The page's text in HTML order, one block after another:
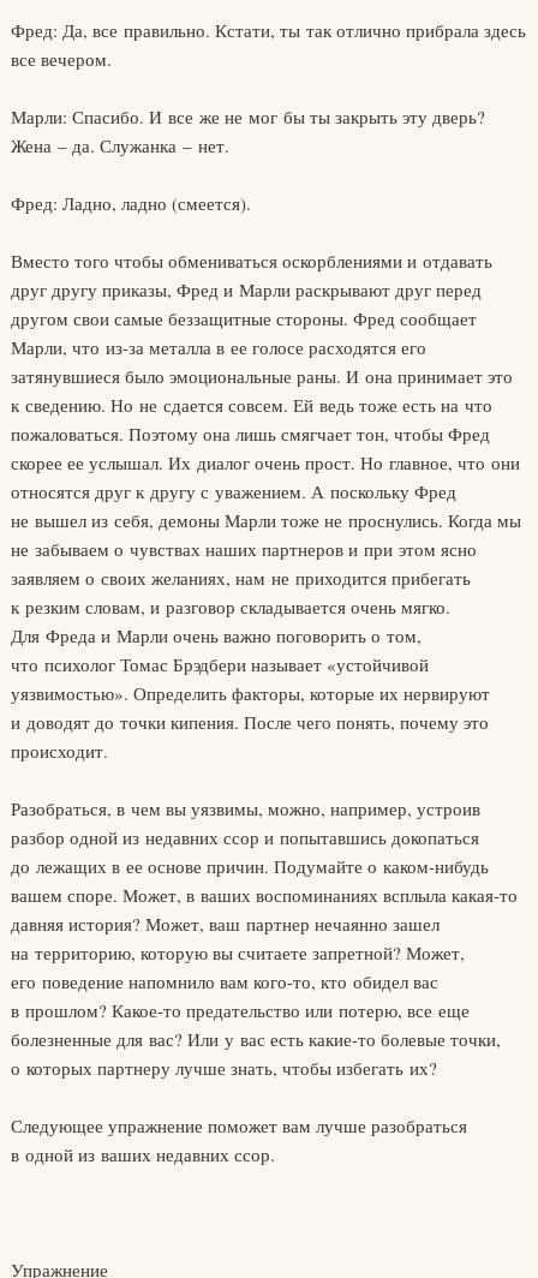
Фред: Да, все правильно. Кстати, ты так отлично прибрала здесь
все вечером.
Марли: Спасибо. И все же не мог бы ты закрыть эту дверь?
Жена – да. Служанка – нет.
Фред: Ладно, ладно (смеется).
Вместо того чтобы обмениваться оскорблениями и отдавать
друг другу приказы, Фред и Марли раскрывают друг перед
другом свои самые беззащитные стороны. Фред сообщает
Марли, что из-за металла в ее голосе расходятся его
затянувшиеся было эмоциональные раны. И она принимает это
к сведению. Но не сдается совсем. Ей ведь тоже есть на что
пожаловаться. Поэтому она лишь смягчает тон, чтобы Фред
скорее ее услышал. Их диалог очень прост. Но главное, что они
относятся друг к другу с уважением. А поскольку Фред
не вышел из себя, демоны Марли тоже не проснулись. Когда мы
не забываем о чувствах наших партнеров и при этом ясно
заявляем о своих желаниях, нам не приходится прибегать
к резким словам, и разговор складывается очень мягко.
Для Фреда и Марли очень важно поговорить о том,
что психолог Томас Брэдбери называет «устойчивой
уязвимостью». Определить факторы, которые их нервируют
и доводят до точки кипения. После чего понять, почему это
происходит.
Разобраться, в чем вы уязвимы, можно, например, устроив
разбор одной из недавних ссор и попытавшись докопаться
до лежащих в ее основе причин. Подумайте о каком-нибудь
вашем споре. Может, в ваших воспоминаниях всплыла какая-то
давняя история? Может, ваш партнер нечаянно зашел
на территорию, которую вы считаете запретной? Может,
его поведение напомнило вам кого-то, кто обидел вас
в прошлом? Какое-то предательство или потерю, все еще
болезненные для вас? Или у вас есть какие-то болевые точки,
о которых партнеру лучше знать, чтобы избегать их?
Следующее упражнение поможет вам лучше разобраться
в одной из ваших недавних ссор.
Упражнение